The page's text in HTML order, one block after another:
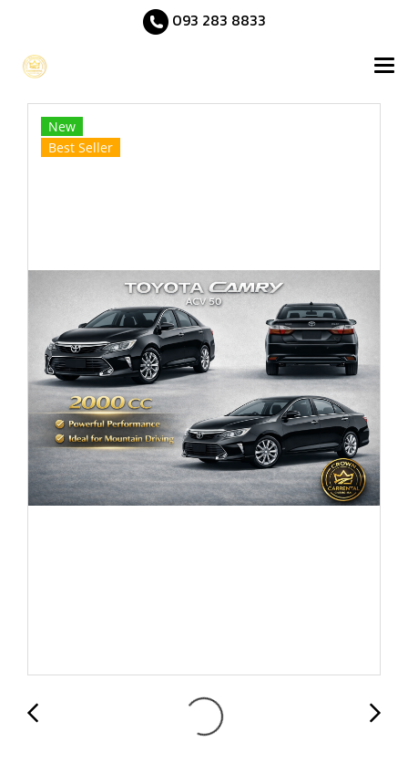
093 283 8833
New
Best Seller